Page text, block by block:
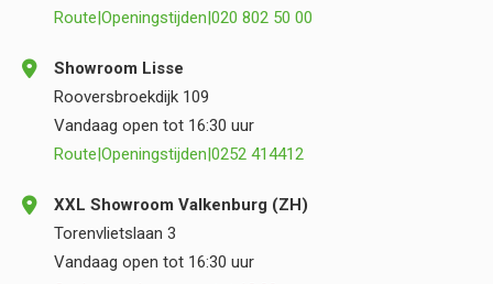
Route|Openingstijden|020 802 50 00
Showroom Lisse
Rooversbroekdijk 109
Vandaag open tot 16:30 uur
Route|Openingstijden|0252 414412
XXL Showroom Valkenburg (ZH)
Torenvlietslaan 3
Vandaag open tot 16:30 uur